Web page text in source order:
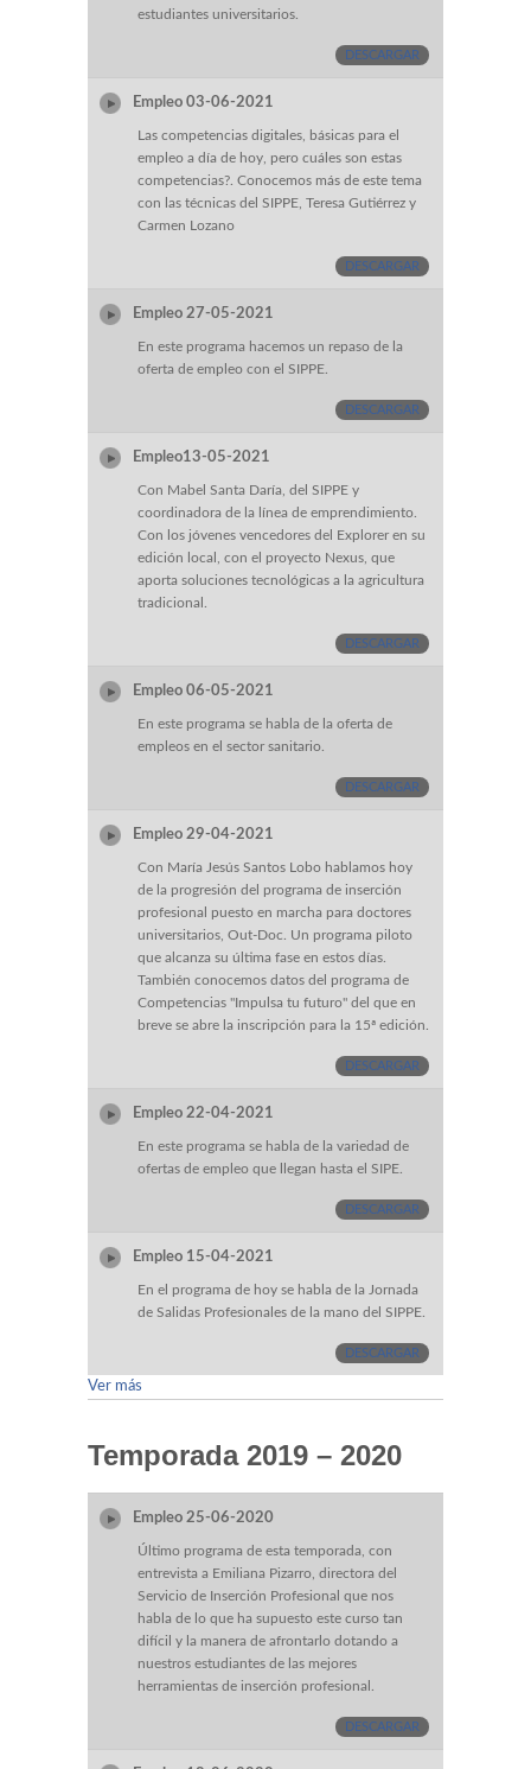
estudiantes universitarios.
DESCARGAR
Empleo 03-06-2021
Las competencias digitales, básicas para el
empleo a día de hoy, pero cuáles son estas
competencias?. Conocemos más de este tema
con las técnicas del SIPPE, Teresa Gutiérrez y
Carmen Lozano
DESCARGAR
Empleo 27-05-2021
En este programa hacemos un repaso de la
oferta de empleo con el SIPPE.
DESCARGAR
Empleo13-05-2021
Con Mabel Santa Daría, del SIPPE y
coordinadora de la línea de emprendimiento.
Con los jóvenes vencedores del Explorer en su
edición local, con el proyecto Nexus, que
aporta soluciones tecnológicas a la agricultura
tradicional.
DESCARGAR
Empleo 06-05-2021
En este programa se habla de la oferta de
empleos en el sector sanitario.
DESCARGAR
Empleo 29-04-2021
Con María Jesús Santos Lobo hablamos hoy
de la progresión del programa de inserción
profesional puesto en marcha para doctores
universitarios, Out-Doc. Un programa piloto
que alcanza su última fase en estos días.
También conocemos datos del programa de
Competencias "Impulsa tu futuro" del que en
breve se abre la inscripción para la 15ª edición.
DESCARGAR
Empleo 22-04-2021
En este programa se habla de la variedad de
ofertas de empleo que llegan hasta el SIPE.
DESCARGAR
Empleo 15-04-2021
En el programa de hoy se habla de la Jornada
de Salidas Profesionales de la mano del SIPPE.
DESCARGAR
Ver más
Temporada 2019 – 2020
Empleo 25-06-2020
Último programa de esta temporada, con
entrevista a Emiliana Pizarro, directora del
Servicio de Inserción Profesional que nos
habla de lo que ha supuesto este curso tan
difícil y la manera de afrontarlo dotando a
nuestros estudiantes de las mejores
herramientas de inserción profesional.
DESCARGAR